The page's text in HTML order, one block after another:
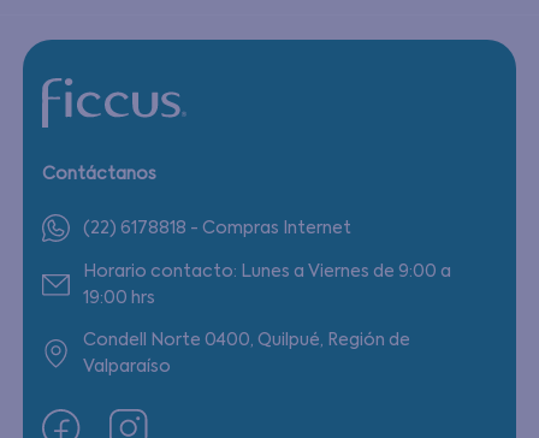
Contáctanos
(22) 6178818 - Compras Internet
Horario contacto: Lunes a Viernes de 9:00 a
19:00 hrs
Condell Norte 0400, Quilpué, Región de
Valparaíso